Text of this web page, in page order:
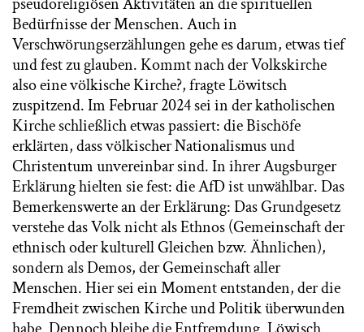
Bedürfnisse der Menschen. Auch in
Verschwörungserzählungen gehe es darum, etwas tief
und fest zu glauben. Kommt nach der Volkskirche
also eine völkische Kirche?, fragte Löwitsch
zuspitzend. Im Februar 2024 sei in der katholischen
Kirche schließlich etwas passiert: die Bischöfe
erklärten, dass völkischer Nationalismus und
Christentum unvereinbar sind. In ihrer Augsburger
Erklärung hielten sie fest: die AfD ist unwählbar. Das
Bemerkenswerte an der Erklärung: Das Grundgesetz
verstehe das Volk nicht als Ethnos (Gemeinschaft der
ethnisch oder kulturell Gleichen bzw. Ähnlichen),
sondern als Demos, der Gemeinschaft aller
Menschen. Hier sei ein Moment entstanden, der die
Fremdheit zwischen Kirche und Politik überwunden